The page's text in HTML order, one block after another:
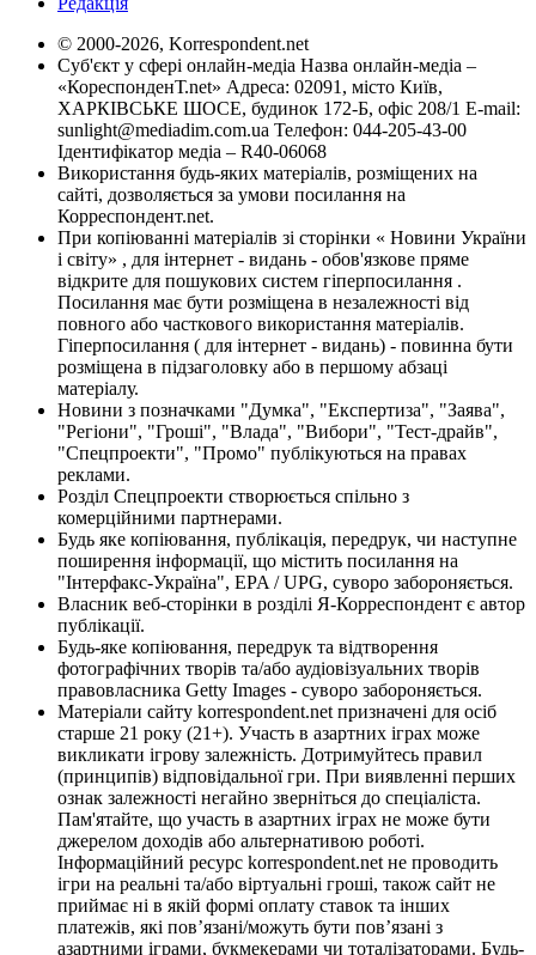
© 2000-2026, Korrespondent.net
Суб'єкт у сфері онлайн-медіа Назва онлайн-медіа –
«КореспонденТ.net» Адреса: 02091, місто Київ,
ХАРКІВСЬКЕ ШОСЕ, будинок 172-Б, офіс 208/1 E-mail:
sunlight@mediadim.com.ua Телефон: 044-205-43-00
Ідентифікатор медіа – R40-06068
Використання будь-яких матеріалів, розміщених на
сайті, дозволяється за умови посилання на
Корреспондент.net.
При копіюванні матеріалів зі сторінки « Новини України
і світу» , для інтернет - видань - обов'язкове пряме
відкрите для пошукових систем гіперпосилання .
Посилання має бути розміщена в незалежності від
повного або часткового використання матеріалів.
Гіперпосилання ( для інтернет - видань) - повинна бути
розміщена в підзаголовку або в першому абзаці
матеріалу.
Новини з позначками "Думка", "Експертиза", "Заява",
"Регіони", "Гроші", "Влада", "Вибори", "Тест-драйв",
"Спецпроекти", "Промо" публікуються на правах
реклами.
Розділ Спецпроекти створюється спільно з
комерційними партнерами.
Будь яке копіювання, публікація, передрук, чи наступне
поширення інформації, що містить посилання на
"Інтерфакс-Україна", EPA / UPG, суворо забороняється.
Власник веб-сторінки в розділі Я-Корреспондент є автор
публікації.
Будь-яке копіювання, передрук та відтворення
фотографічних творів та/або аудіовізуальних творів
правовласника Getty Images - суворо забороняється.
Матеріали сайту korrespondent.net призначені для осіб
старше 21 року (21+). Участь в азартних іграх може
викликати ігрову залежність. Дотримуйтесь правил
(принципів) відповідальної гри. При виявленні перших
ознак залежності негайно зверніться до спеціаліста.
Пам'ятайте, що участь в азартних іграх не може бути
джерелом доходів або альтернативою роботі.
Інформаційний ресурс korrespondent.net не проводить
ігри на реальні та/або віртуальні гроші, також сайт не
приймає ні в якій формі оплату ставок та інших
платежів, які пов’язані/можуть бути пов’язані з
азартними іграми, букмекерами чи тоталізаторами. Будь-